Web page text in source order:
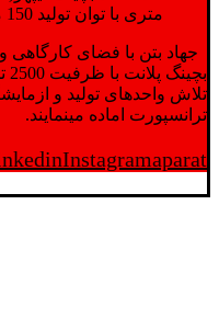
متری با توان تولید 150 متر مکعب در ساعت)
جهاد بتن با فضای کارگاهی
تلاش واحدهای تولید و
ترانسپورت اماده مینمایند.
Instagramaparat